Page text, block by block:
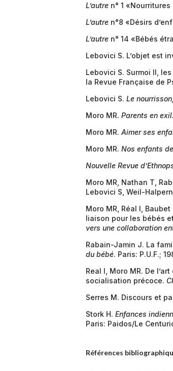
L’autre n° 1
L’autre n°8 «Désirs
L’autre n° 14 «Bébés
Lebovici S. L’objet est
Lebovici S. Surmoi II,
la Revue Française de
Lebovici S. Le
Moro MR. Parents en
Moro MR. Aimer ses
Moro MR. Nos enfants
Nouvelle Revue
Moro MR, Nathan T,
Lebovici S, Weil-
Moro MR, Réal I,
liaison pour les bébés
vers une collaboration
Rabain-Jamin J. La
du bébé. Paris: P.U.F.;
Real I, Moro MR. De
socialisation précoce.
Serres M. Discours et
Stork H. Enfances
Paris: Paidos/Le
Références